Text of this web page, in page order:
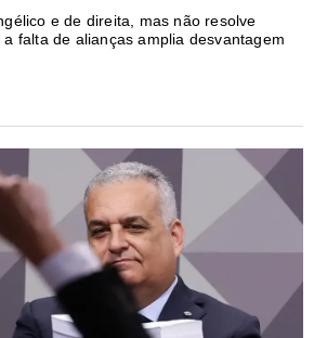
e de direita, mas não resolve
falta de alianças amplia desvantagem